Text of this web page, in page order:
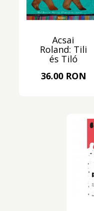
Acsai
Roland: Tili
és Tiló
36.00 RON